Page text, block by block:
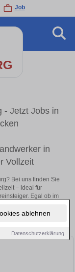
ablehnen
Datenschutzerklärung
Job
- Jetzt Jobs in
in
Vollzeit
Bei uns finden Sie
– ideal für
Egal ob im
Chancen in Ihrer
Handwerker-Stellen